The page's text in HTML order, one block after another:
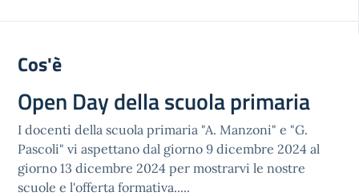
Cos'è
Open Day della scuola primaria
I docenti della scuola primaria "A. Manzoni" e "G.
Pascoli" vi aspettano dal giorno 9 dicembre 2024 al
giorno 13 dicembre 2024 per mostrarvi le nostre
scuole e l'offerta formativa.....